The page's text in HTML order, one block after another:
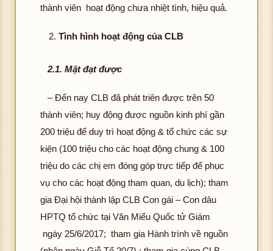
thành viên hoạt động chưa nhiệt tình, hiệu quả.
Tình hình hoạt động của CLB
2.1. Mặt đạt được
– Đến nay CLB đã phát triên được trên 50
thành viên; huy động được nguồn kinh phí gần
200 triệu để duy trì hoạt động & tổ chức các sự
kiện (100 triệu cho các hoạt động chung & 100
triệu do các chị em đóng góp trực tiếp để phục
vụ cho các hoạt động tham quan, du lịch); tham
gia Đại hội thành lập CLB Con gái – Con dâu
HPTQ tổ chức tại Văn Miếu Quốc tử Giám
ngày 25/6/2017; tham gia Hành trình về nguồn